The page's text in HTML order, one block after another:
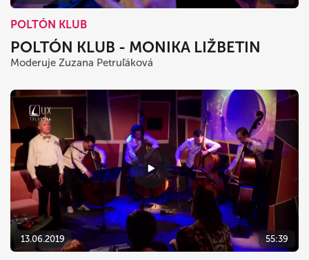
POLTÓN KLUB
POLTÓN KLUB - MONIKA LIŽBETIN
Moderuje Zuzana Petruľáková
13.06.2019 55:39